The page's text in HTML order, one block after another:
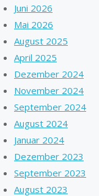
Juni 2026
Mai 2026
August 2025
April 2025
Dezember 2024
November 2024
September 2024
August 2024
Januar 2024
Dezember 2023
September 2023
August 2023